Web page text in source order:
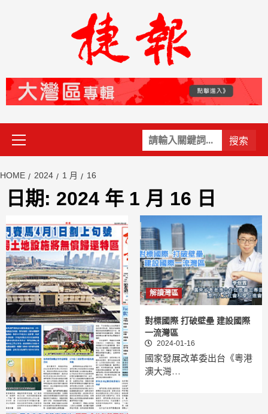
關
鍵
Primary
Menu
HOME 2024 1 月 16
日期: 2024 年 1 月 16 日
解讀灣區
對標國際 打破壁壘 建設國際
一流灣區
2024-01-16
國家發展改革委出台《粵港
澳大灣…